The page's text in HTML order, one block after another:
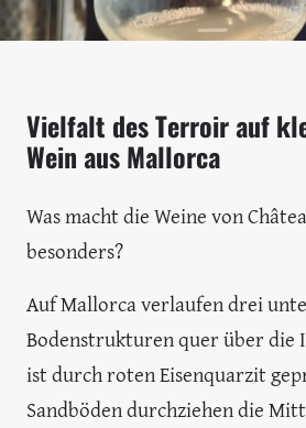
Vielfalt des Terroir auf
Wein aus Mallorca
Was macht die Weine von
besonders?
Auf Mallorca verlaufen drei
Bodenstrukturen quer über die
ist durch roten Eisenquarzit
Sandböden durchziehen die